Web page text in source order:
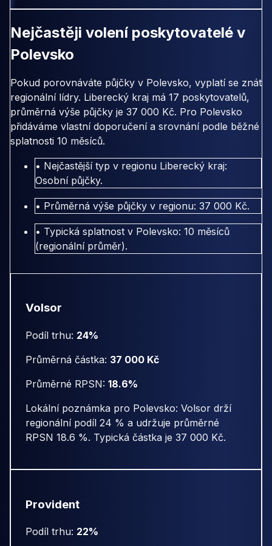
Nejčastěji volení poskytovatelé v
Polevsko
Pokud porovnáváte půjčky v Polevsko, vyplatí se znát
regionální lídry. Liberecký kraj má 17 poskytovatelů,
průměrná výše půjčky je 37 000 Kč. Pro Polevsko
přidáváme vlastní doporučení a srovnání podle běžné
splatnosti 10 měsíců.
• Nejčastější typ v regionu Liberecký kraj:
Osobní půjčky.
• Průměrná výše půjčky v regionu: 37 000 Kč.
• Typická splatnost v Polevsko: 10 měsíců
(regionální průměr).
Volsor
Podíl trhu: 24%
Průměrná částka: 37 000 Kč
Průměrné RPSN: 18.6%
Lokální poznámka pro Polevsko: Volsor drží
regionální podíl 24 % a udržuje průměrné
RPSN 18.6 %. Typická částka je 37 000 Kč.
Provident
Podíl trhu: 22%